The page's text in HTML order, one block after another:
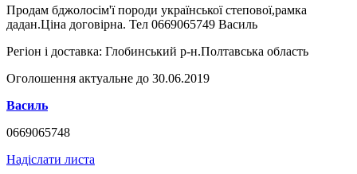
Продам бджолосім'ї породи української степової,рамка
дадан.Ціна договірна. Тел 0669065749 Василь
Регіон і доставка: Глобинський р-н.Полтавська область
Оголошення актуальне до 30.06.2019
Василь
0669065748
Надіслати листа